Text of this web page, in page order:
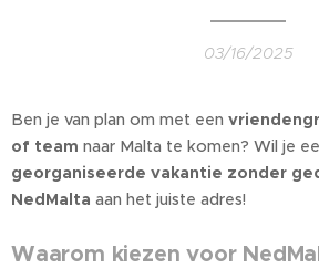
03/16/2025
Ben je van plan om met een
of team naar Malta te komen? Wil je
georganiseerde vakantie zonder
NedMalta aan het juiste adres!
Waarom kiezen voor